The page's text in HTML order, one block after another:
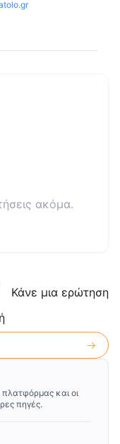
ακόμα.
Κάνε μια ερώτηση
και οι
πηγές.